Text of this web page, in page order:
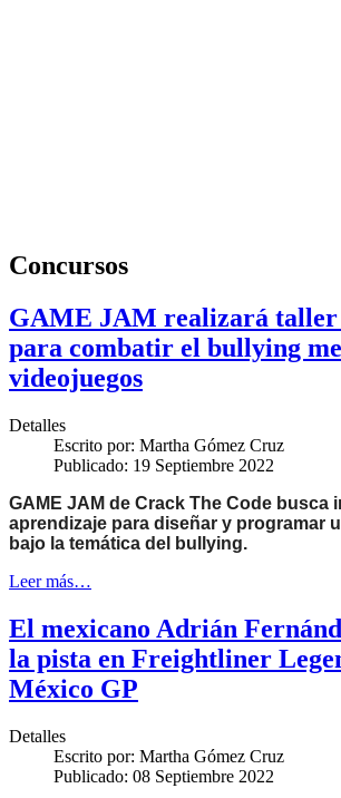
Concursos
GAME JAM realizará taller
para combatir el bullying
videojuegos
Detalles
Escrito por: Martha Gómez Cruz
Publicado: 19 Septiembre 2022
GAME JAM de Crack The Code busca
aprendizaje para diseñar y programar
bajo la temática del bullying.
Leer más…
El mexicano Adrián
la pista en Freightliner
México GP
Detalles
Escrito por: Martha Gómez Cruz
Publicado: 08 Septiembre 2022